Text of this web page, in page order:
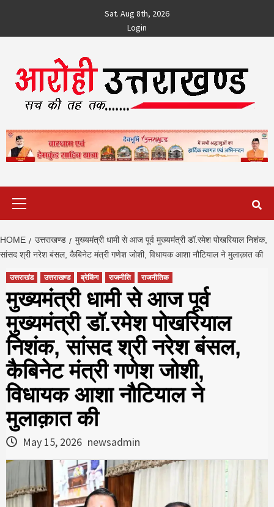
content
Sat. Aug 8th, 2026
Login
HOME उत्तराखण्ड
मुख्यमंत्री धामी से आज पूर्व मुख्यमंत्री डॉ.रमेश पोखरियाल निशंक,
सांसद श्री नरेश बंसल, कैबिनेट मंत्री गणेश जोशी, विधायक आशा नौटियाल ने मुलाक़ात की
उत्तराखंड उत्तराखण्ड ब्रेकिंग राजनीति राजनीतिक
मुख्यमंत्री धामी से आज पूर्व
मुख्यमंत्री डॉ.रमेश पोखरियाल
निशंक, सांसद श्री नरेश बंसल,
कैबिनेट मंत्री गणेश जोशी,
विधायक आशा नौटियाल ने
मुलाक़ात की
May 15, 2026 newsadmin